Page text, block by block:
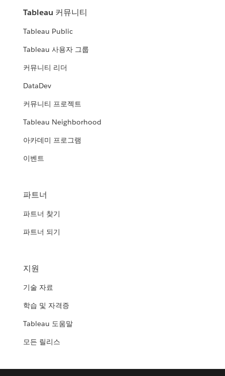
Tableau 커뮤니티
Tableau Public
Tableau 사용자 그룹
커뮤니티 리더
DataDev
커뮤니티 프로젝트
Tableau Neighborhood
아카데미 프로그램
이벤트
파트너
파트너 찾기
파트너 되기
지원
기술 자료
학습 및 자격증
Tableau 도움말
모든 릴리스